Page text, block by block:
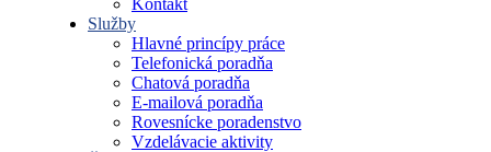
Kontakt
Služby
Hlavné princípy práce
Telefonická poradňa
Chatová poradňa
E-mailová poradňa
Rovesnícke poradenstvo
Vzdelávacie aktivity